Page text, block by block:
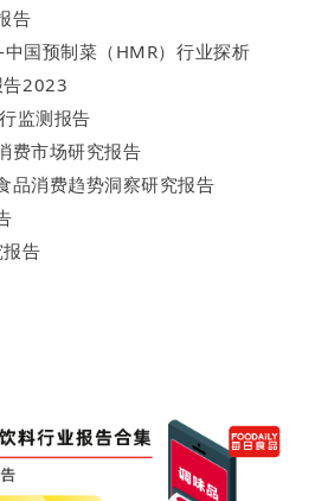
告
中国预制菜（HMR）行业探析
告2023
监测报告
费市场研究报告
品消费趋势洞察研究报告
告